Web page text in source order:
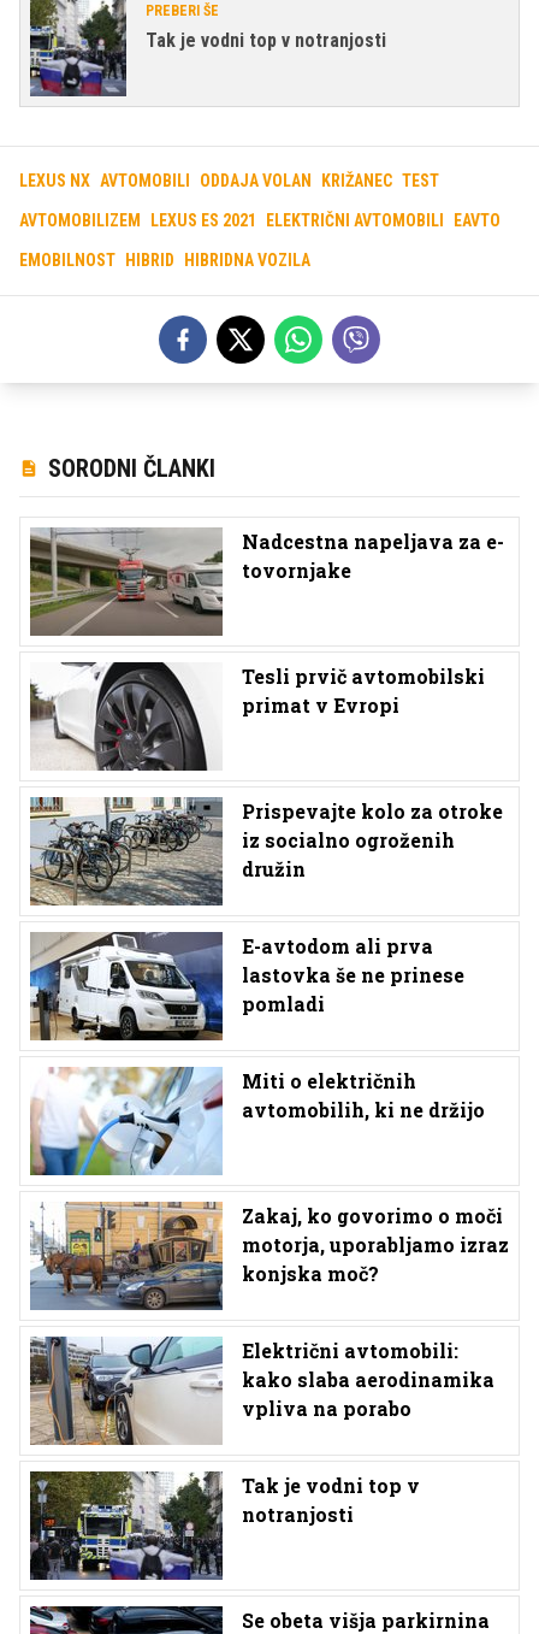
PREBERI ŠE
Tak je vodni top v notranjosti
LEXUS NX AVTOMOBILI ODDAJA VOLAN KRIŽANEC TEST
AVTOMOBILIZEM LEXUS ES 2021 ELEKTRIČNI AVTOMOBILI EAVTO
EMOBILNOST HIBRID HIBRIDNA VOZILA
SORODNI ČLANKI
Nadcestna napeljava za e-
tovornjake
Tesli prvič avtomobilski
primat v Evropi
Prispevajte kolo za otroke
iz socialno ogroženih
družin
E-avtodom ali prva
lastovka še ne prinese
pomladi
Miti o električnih
avtomobilih, ki ne držijo
Zakaj, ko govorimo o moči
motorja, uporabljamo izraz
konjska moč?
Električni avtomobili:
kako slaba aerodinamika
vpliva na porabo
Tak je vodni top v
notranjosti
Se obeta višja parkirnina